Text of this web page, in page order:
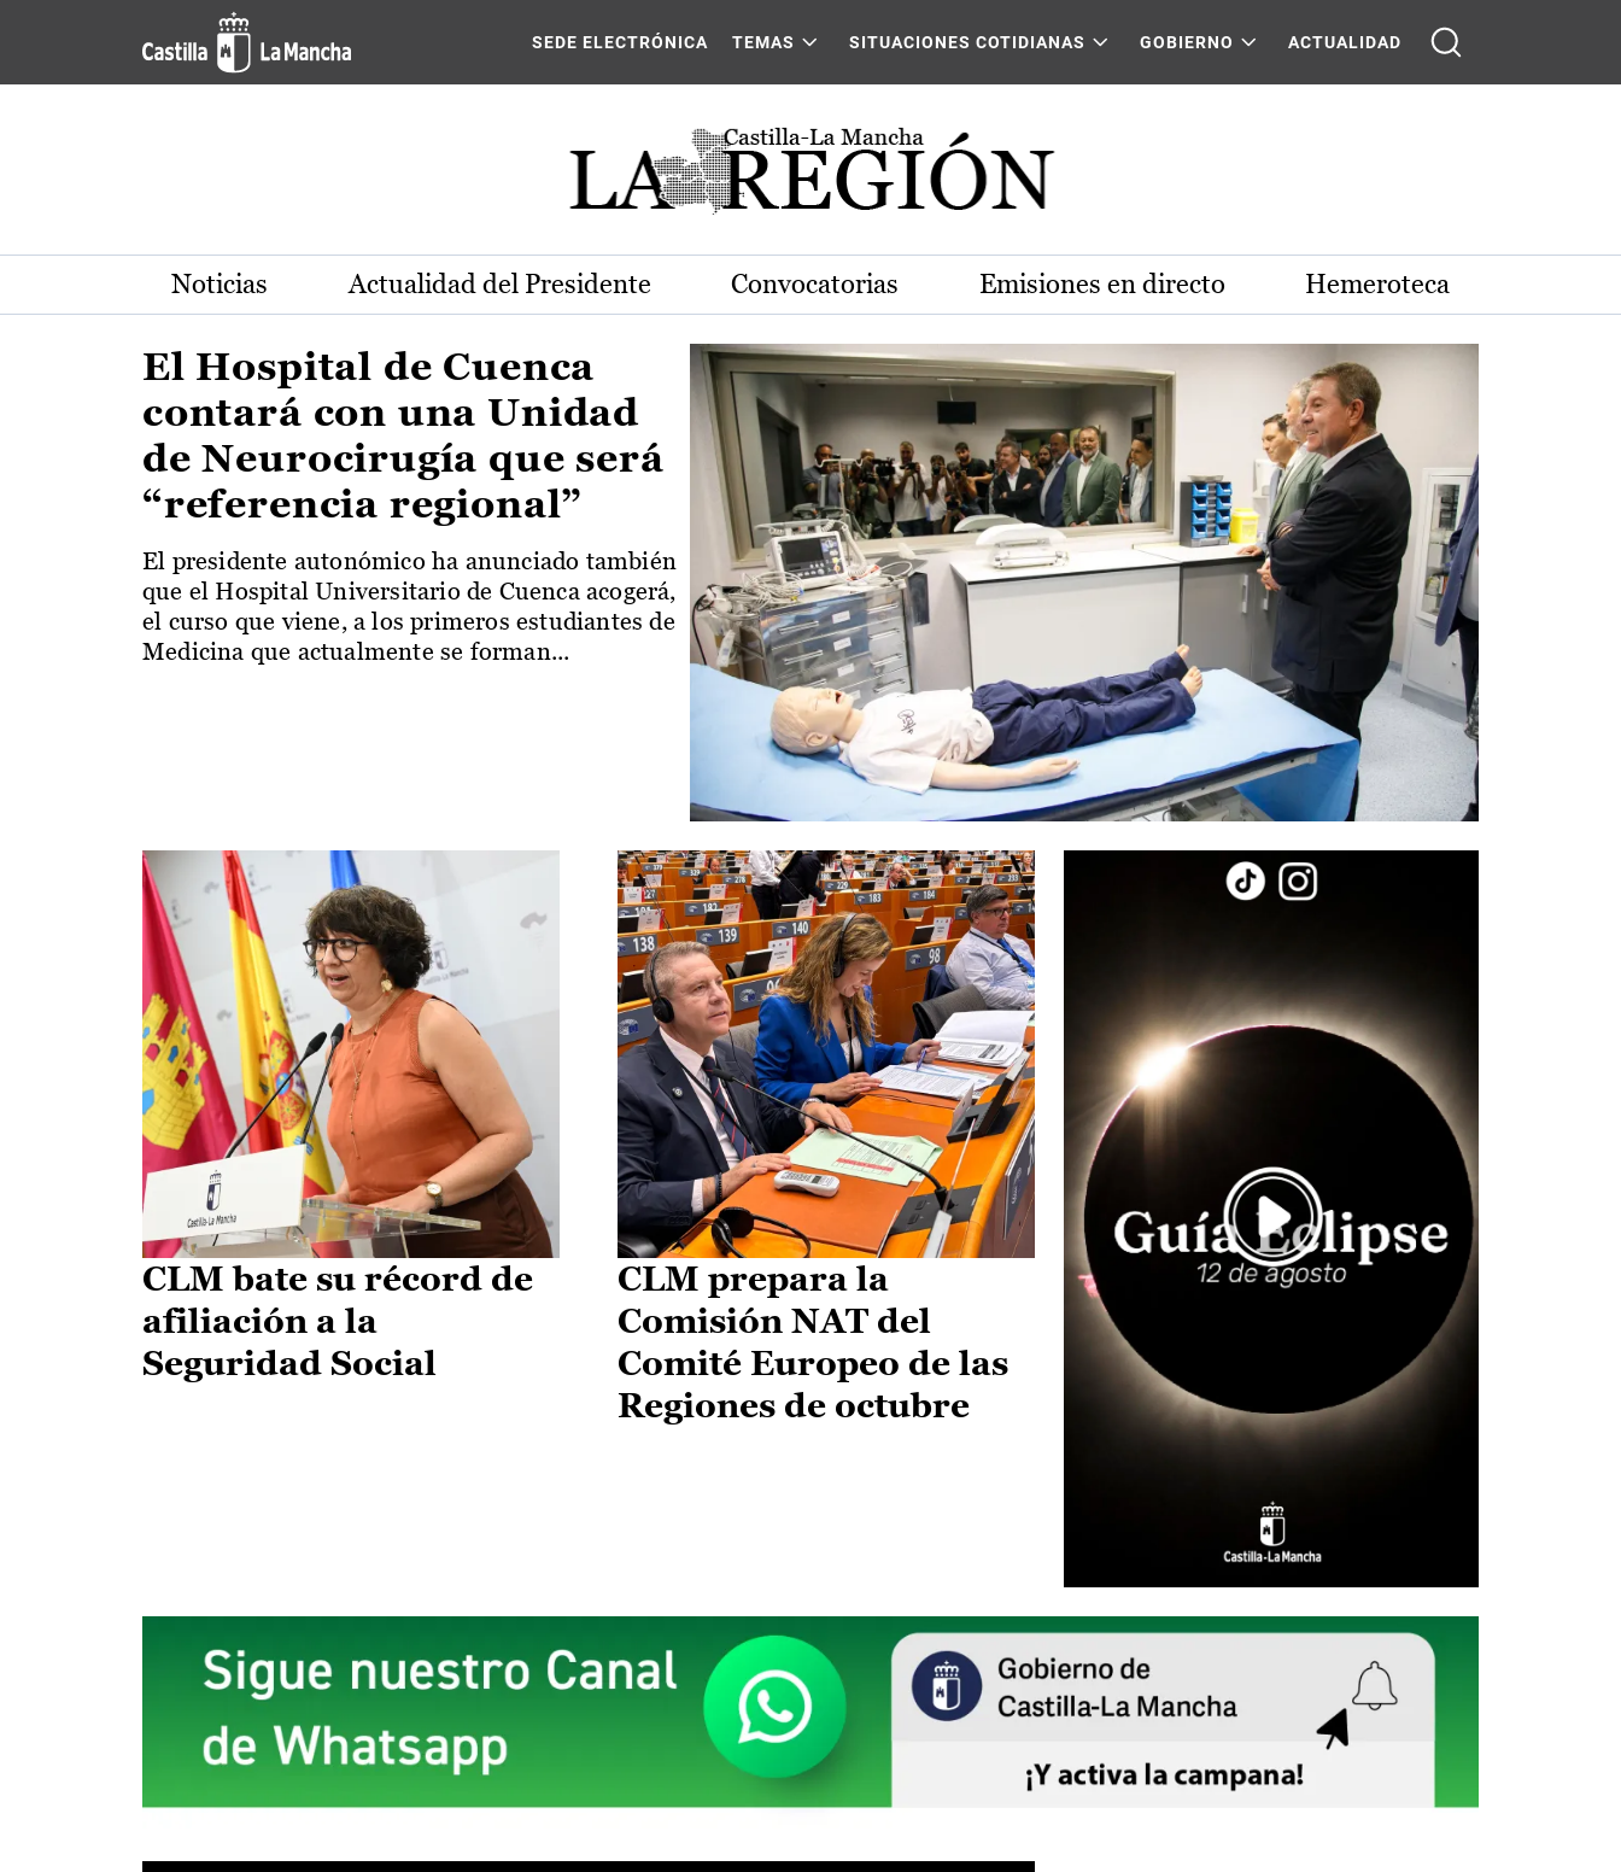
Pasar al contenido principal
Actualidad de la región de Castilla-La Mancha
SEDE ELECTRÓNICA TEMAS SITUACIONES COTIDIANAS GOBIERNO ACTUALIDAD
Noticias Actualidad del Presidente Convocatorias Emisiones en directo Hemeroteca
El Hospital de Cuenca
contará con una Unidad
de Neurocirugía que será
“referencia regional”
El presidente autonómico ha anunciado también
que el Hospital Universitario de Cuenca acogerá,
el curso que viene, a los primeros estudiantes de
Medicina que actualmente se forman...
CLM bate su récord de
afiliación a la
Seguridad Social
CLM prepara la
Comisión NAT del
Comité Europeo de las
Regiones de octubre